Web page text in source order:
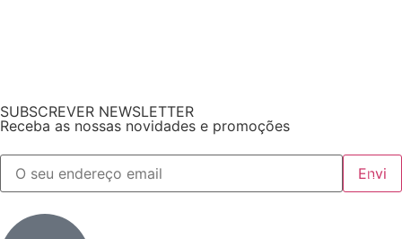
SUBSCREVER NEWSLETTER
Receba as nossas novidades e promoções